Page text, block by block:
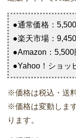
●通常価格：
●楽天市場：
●Amazon：5,500
●Yahoo！ショッ
※価格は税込・送
※価格は変動しま
ります。